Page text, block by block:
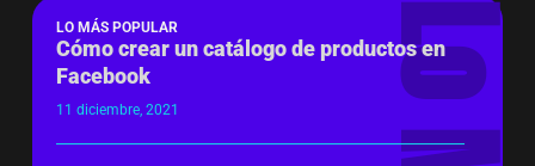
LO MÁS POPULAR
Cómo crear un catálogo de productos en
Facebook
11 diciembre, 2021